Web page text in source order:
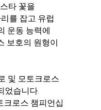
타 꽃을
를 잡고 유럽
운동 능력에
보호의 원형이
및 모토크로스
었습니다.
크로스 챔피언십